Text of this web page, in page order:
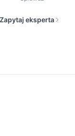
Zapytaj eksperta